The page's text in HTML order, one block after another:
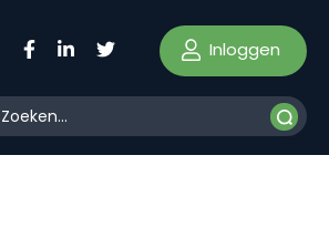
Inloggen